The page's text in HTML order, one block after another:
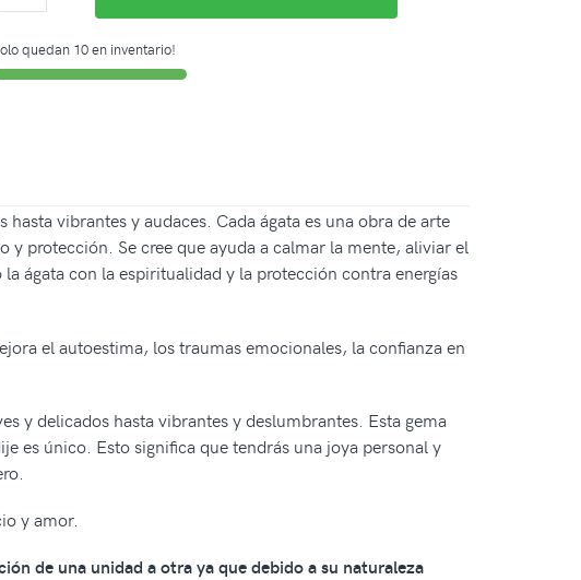
quedan 10 en inventario!
vibrantes y audaces. Cada ágata es una obra de arte
protección. Se cree que ayuda a calmar la mente, aliviar el
ágata con la espiritualidad y la protección contra energías
el autoestima, los traumas emocionales, la confianza en
y delicados hasta vibrantes y deslumbrantes. Esta gema
es único. Esto significa que tendrás una joya personal y
y amor.
de una unidad a otra ya que debido a su naturaleza